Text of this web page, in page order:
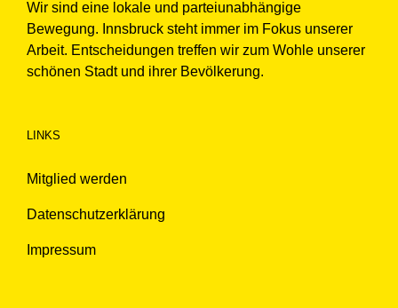
Wir sind eine lokale und parteiunabhängige
Bewegung. Innsbruck steht immer im Fokus unserer
Arbeit. Entscheidungen treffen wir zum Wohle unserer
schönen Stadt und ihrer Bevölkerung.
LINKS
Mitglied werden
Datenschutzerklärung
Impressum